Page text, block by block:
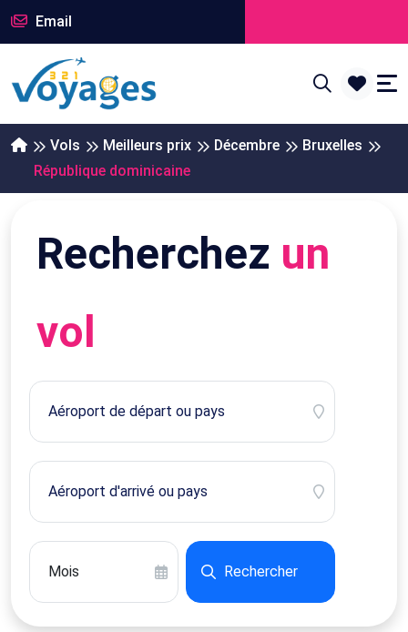
Email
Vols Meilleurs prix Décembre
Bruxelles
République dominicaine
Recherchez un
vol
Rechercher